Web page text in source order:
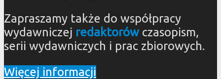
Zapraszamy także do współpracy
wydawniczej redaktorówczasopism,
serii wydawniczych i prac zbiorowych.
Więcej informacji